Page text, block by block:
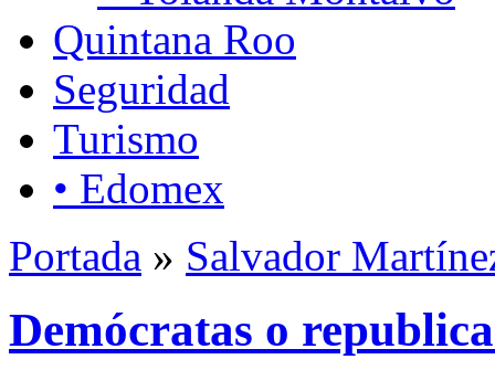
Quintana Roo
Seguridad
Turismo
• Edomex
Portada » Salvador
Demócratas o